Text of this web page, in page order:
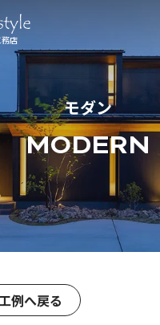
店
モダン
MODERN
例へ戻る